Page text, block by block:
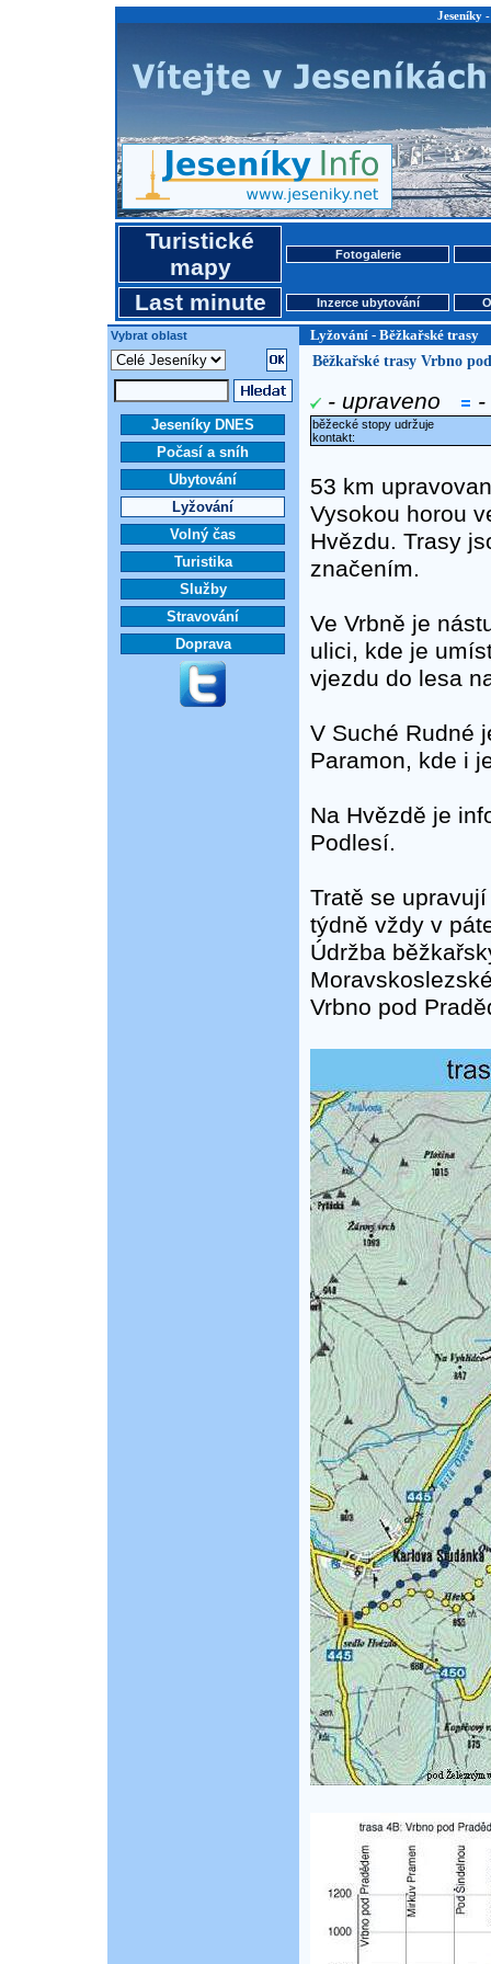
Jeseníky
Turistické
mapy
Fotogalerie
Last minute Inzerce ubytování
Vybrat oblast Lyžování - Běžkařské trasy
Jeseníky DNES
Počasí a sníh
Ubytování
Lyžování
Volný čas
Turistika
Služby
Stravování
Doprava
Běžkařské trasy Vrbno
- upraveno
běžecké stopy udržuje
kontakt:
53 km
Vysokou horou
Hvězdu. Trasy
značením.
Ve Vrbně je
ulici, kde je
vjezdu do lesa
V Suché Rudné
Paramon, kde i
Na Hvězdě je
Podlesí.
Tratě se
týdně vždy v
Údržba
Vrbno pod